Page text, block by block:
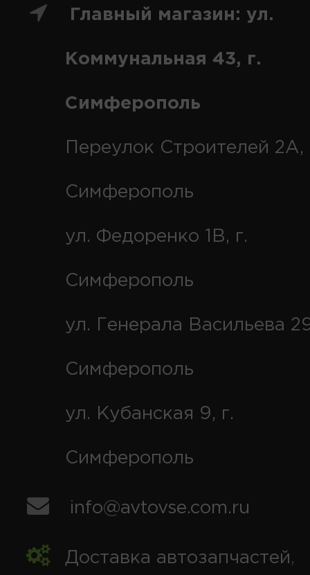
Главный магазин: ул.
Коммунальная 43, г.
Симферополь
Переулок Строителей 2А,
Симферополь
ул. Федоренко 1В, г.
Симферополь
ул. Генерала Васильева
Симферополь
ул. Кубанская 9, г.
Симферополь
info@avtovse.com.ru
Доставка автозапчастей,